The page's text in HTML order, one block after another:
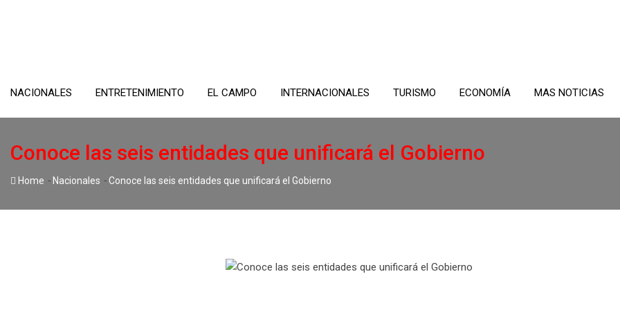
NACIONALES ENTRETENIMIENTO EL CAMPO INTERNACIONALES TURISMO ECONOMÍA MAS NOTICIAS
Conoce las seis entidades que unificará el Gobierno
Home - Nacionales -Conoce las seis entidades que unificará el Gobierno